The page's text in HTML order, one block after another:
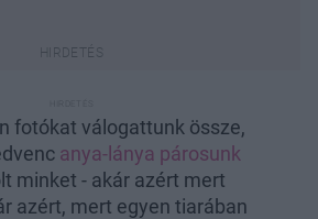
fotókat válogattunk össze,
anya-lánya párosunk
minket - akár azért mert
azért, mert egyen tiarában